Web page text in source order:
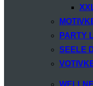
PARTY
SEELE